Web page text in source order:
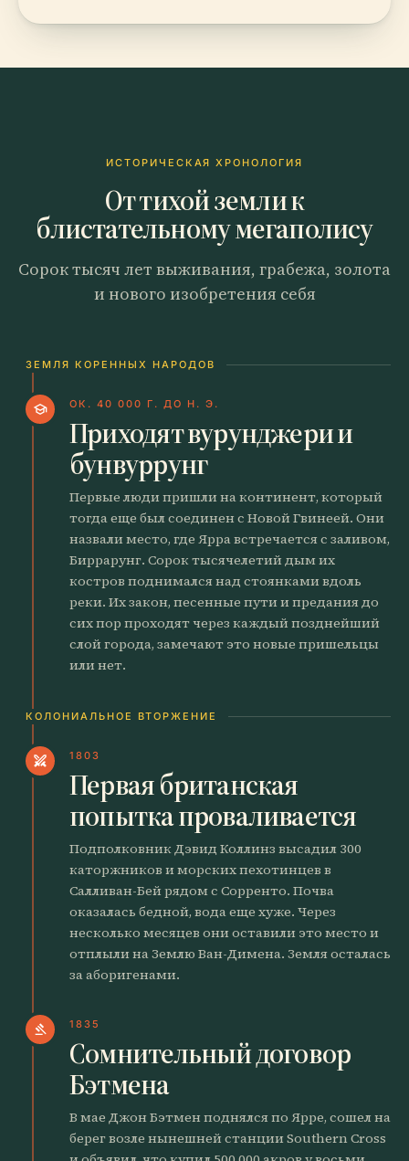
ИСТОРИЧЕСКАЯ ХРОНОЛОГИЯ
От тихой земли к
блистательному мегаполису
Сорок тысяч лет выживания, грабежа, золота
и нового изобретения себя
ЗЕМЛЯ КОРЕННЫХ НАРОДОВ
school ОК. 40 000 Г. ДО Н. Э.
Приходят вурунджери и
бунвуррунг
Первые люди пришли на континент, который
тогда еще был соединен с Новой Гвинеей. Они
назвали место, где Ярра встречается с заливом,
Биррарунг. Сорок тысячелетий дым их
костров поднимался над стоянками вдоль
реки. Их закон, песенные пути и предания до
сих пор проходят через каждый позднейший
слой города, замечают это новые пришельцы
или нет.
КОЛОНИАЛЬНОЕ ВТОРЖЕНИЕ
swords 1803
Первая британская
попытка проваливается
Подполковник Дэвид Коллинз высадил 300
каторжников и морских пехотинцев в
Салливан-Бей рядом с Сорренто. Почва
оказалась бедной, вода еще хуже. Через
несколько месяцев они оставили это место и
отплыли на Землю Ван-Димена. Земля осталась
за аборигенами.
gavel 1835
Сомнительный договор
Бэтмена
В мае Джон Бэтмен поднялся по Ярре, сошел на
берег возле нынешней станции Southern Cross